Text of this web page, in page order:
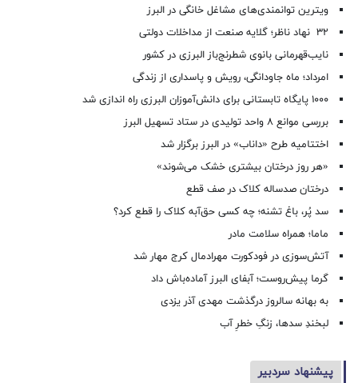
ویترین توانمندی‌های مشاغل خانگی در البرز
۳۲ نهاد ناظر؛ گلایه صنعت از مداخلات دولتی
نایب‌قهرمانی بانوی شطرنج‌باز البرزی در کشور
امرداد؛ ماه جاودانگی، رویش و پاسداری از زندگی
۱۰۰۰ پایگاه تابستانی برای دانش‌آموزان البرزی راه اندازی شد
بررسی موانع ۸ واحد تولیدی در ستاد تسهیل البرز
اختتامیه طرح «داناب» در البرز برگزار شد
«هر روز درختان بیشتری خشک می‌شوند»
درختان صدساله کلاک در صف قطع
سد پُر، باغ تشنه؛ چه کسی حق‌آبه کلاک را قطع کرد؟
ماما؛ همراه سلامت مادر
آتش‌سوزی در فودکورت مهرادمال کرج مهار شد
گرما پیش‌روست؛ آبفای البرز آماده‌باش داد
به بهانه سالروز درگذشت مهدی آذر یزدی
لبخندِ سدها، زنگِ خطرِ آب
پیشنهاد سردبیر